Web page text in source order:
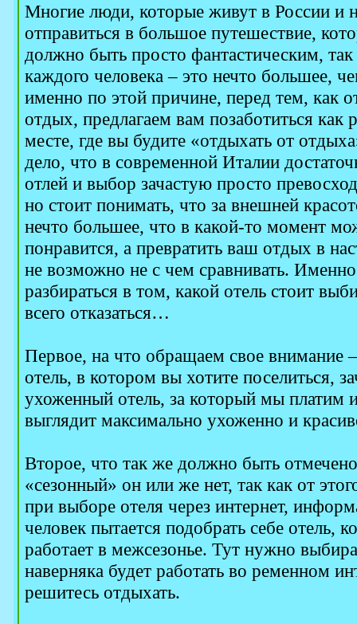
Многие люди, которые живут в России и
отправиться в большое путешествие,
должно быть просто фантастическим, так
каждого человека – это нечто большее,
именно по этой причине, перед тем, как
отдых, предлагаем вам позаботиться как
месте, где вы будите «отдыхать от
дело, что в современной Италии
отлей и выбор зачастую просто
но стоит понимать, что за внешней
нечто большее, что в какой-то момент
понравится, а превратить ваш отдых в
не возможно не с чем сравнивать.
разбираться в том, какой отель стоит
всего отказаться…
Первое, на что обращаем свое внимание
отель, в котором вы хотите поселиться,
ухоженный отель, за который мы платим
выглядит максимально ухоженно и
Второе, что так же должно быть
«сезонный» он или же нет, так как от
при выборе отеля через интернет,
человек пытается подобрать себе отель,
работает в межсезонье. Тут нужно
наверняка будет работать во ременном
решитесь отдыхать.